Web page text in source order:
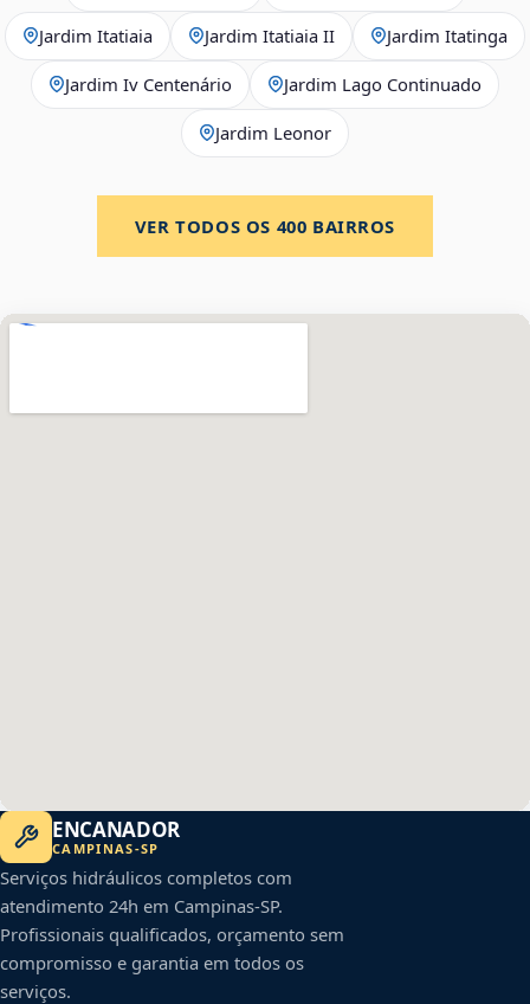
Jardim Itatiaia Jardim Itatiaia II Jardim Itatinga
Jardim Iv Centenário Jardim Lago Continuado
Jardim Leonor
VER TODOS OS 400 BAIRROS
ENCANADOR
CAMPINAS-SP
Serviços hidráulicos completos com
atendimento 24h em Campinas-SP.
Profissionais qualificados, orçamento sem
compromisso e garantia em todos os
serviços.